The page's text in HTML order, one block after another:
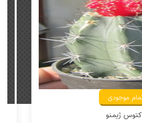
موجودی
کاکتوس ژیمنو